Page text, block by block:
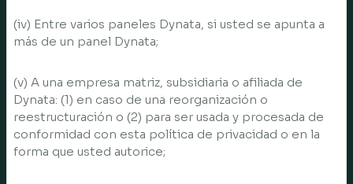
(iv) Entre varios paneles Dynata, si usted se apunta a
más de un panel Dynata;
(v) A una empresa matriz, subsidiaria o afiliada de
Dynata: (1) en caso de una reorganización o
reestructuración o (2) para ser usada y procesada de
conformidad con esta política de privacidad o en la
forma que usted autorice;